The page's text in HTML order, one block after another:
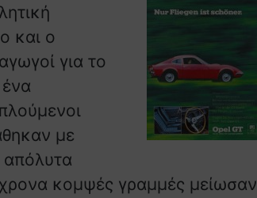
και ο
για το
με
απόλυτα
κομψές γραμμές μείωσαν